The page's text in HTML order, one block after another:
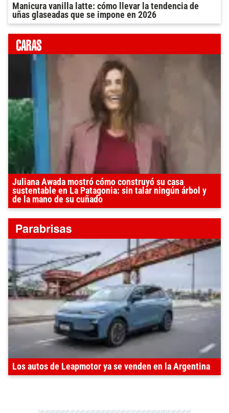
Manicura vanilla latte: cómo llevar la tendencia de
uñas glaseadas que se impone en 2026
Juliana Awada mostró cómo construyó su casa
sustentable en La Patagonia: sin talar ningún árbol y
de la mano de su cuñado
Los autos de Leapmotor ya se venden en la Argentina